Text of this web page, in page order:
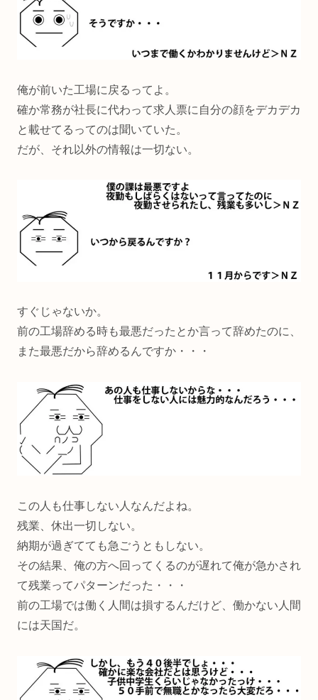
俺が前いた工場に戻るってよ。
確か常務が社長に代わって求人票に自分の顔をデカデカ
と載せてるってのは聞いていた。
だが、それ以外の情報は一切ない。
すぐじゃないか。
前の工場辞める時も最悪だったとか言って辞めたのに、
また最悪だから辞めるんですか・・・
この人も仕事しない人なんだよね。
残業、休出一切しない。
納期が過ぎてても急ごうともしない。
その結果、俺の方へ回ってくるのが遅れて俺が急かされ
て残業ってパターンだった・・・
前の工場では働く人間は損するんだけど、働かない人間
には天国だ。